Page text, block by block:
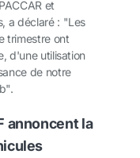
et
a déclaré : "Les
trimestre ont
d'une utilisation
de notre
annoncent la